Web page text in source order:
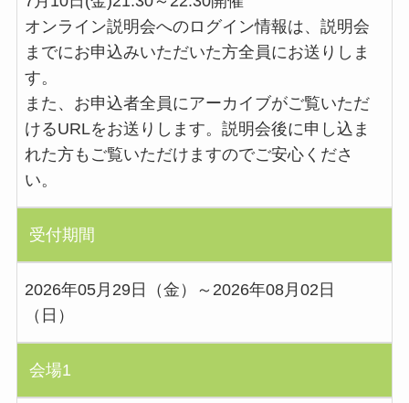
オンライン説明会へのログイン情報は、説明会
までにお申込みいただいた方全員にお送りしま
す。
また、お申込者全員にアーカイブがご覧いただ
けるURLをお送りします。説明会後に申し込ま
れた方もご覧いただけますのでご安心くださ
い。
受付期間
2026年05月29日（金）～2026年08月02日
（日）
会場1